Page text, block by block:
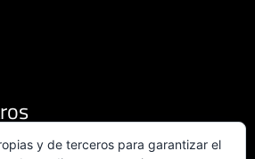
y de terceros para garantizar el